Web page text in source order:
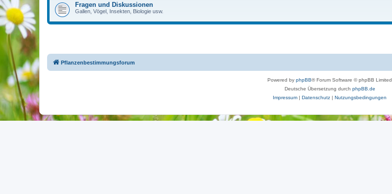
Fragen und Diskussionen
Gallen, Vögel, Insekten, Biologie usw.
Pflanzenbestimmungsforum
Powered by phpBB® Forum Software © phpBB Limited
Deutsche Übersetzung durch phpBB.de
Impressum | Datenschutz | Nutzungsbedingungen